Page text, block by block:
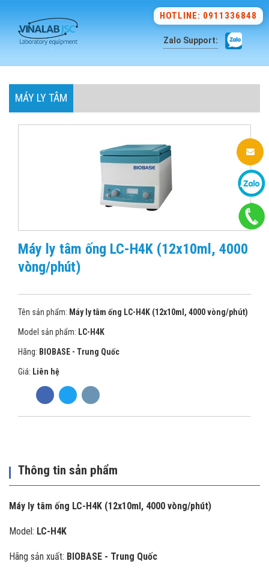
HOTLINE: 0911336848
Zalo Support:
MÁY LY TÂM
Máy ly tâm ống LC-H4K (12x10ml, 4000
vòng/phút)
Tên sản phẩm: Máy ly tâm ống LC-H4K (12x10ml, 4000 vòng/phút)
Model sản phẩm: LC-H4K
Hãng: BIOBASE - Trung Quốc
Giá: Liên hệ
Thông tin sản phẩm
Máy ly tâm ống LC-H4K (12x10ml, 4000 vòng/phút)
Model: LC-H4K
Hãng sản xuất: BIOBASE - Trung Quốc